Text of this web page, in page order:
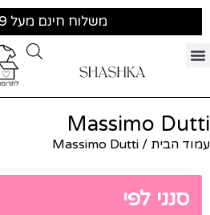
משלוח חינם מעל 199 ש״ח
Massimo Dutti
עמוד הבית / Massimo Dutti
סנני לפי